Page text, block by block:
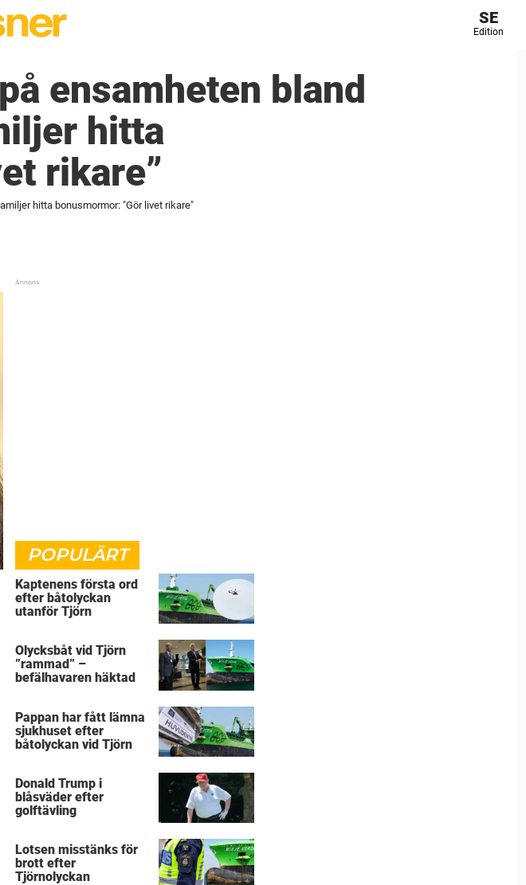
SE
Edition
ensamheten bland
hitta
rikare”
hitta bonusmormor: "Gör livet rikare"
POPULÄRT
Kaptenens första ord
efter båtolyckan
utanför Tjörn
Olycksbåt vid Tjörn
”rammad” –
befälhavaren häktad
Pappan har fått lämna
sjukhuset efter
båtolyckan vid Tjörn
Donald Trump i
blåsväder efter
golftävling
Lotsen misstänks för
brott efter
Tjörnolyckan